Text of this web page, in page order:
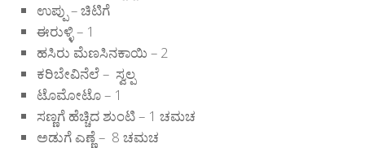
ಉಪ್ಪು – ಚಿಟಿಗೆ
ಈರುಳ್ಳಿ – 1
ಹಸಿರು ಮೆಣಸಿನಕಾಯಿ – 2
ಕರಿಬೇವಿನೆಲೆ – ಸ್ವಲ್ಪ
ಟೊಮೋಟೊ – 1
ಸಣ್ಣಗೆ ಹೆಚ್ಚಿದ ಶುಂಟಿ – 1 ಚಮಚ
ಅಡುಗೆ ಎಣ್ಣೆ – 8 ಚಮಚ